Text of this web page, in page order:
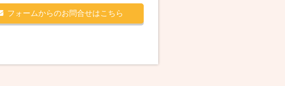
フォームからのお問合せはこちら